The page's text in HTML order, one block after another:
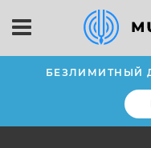
БЕЗЛИМИТНЫЙ